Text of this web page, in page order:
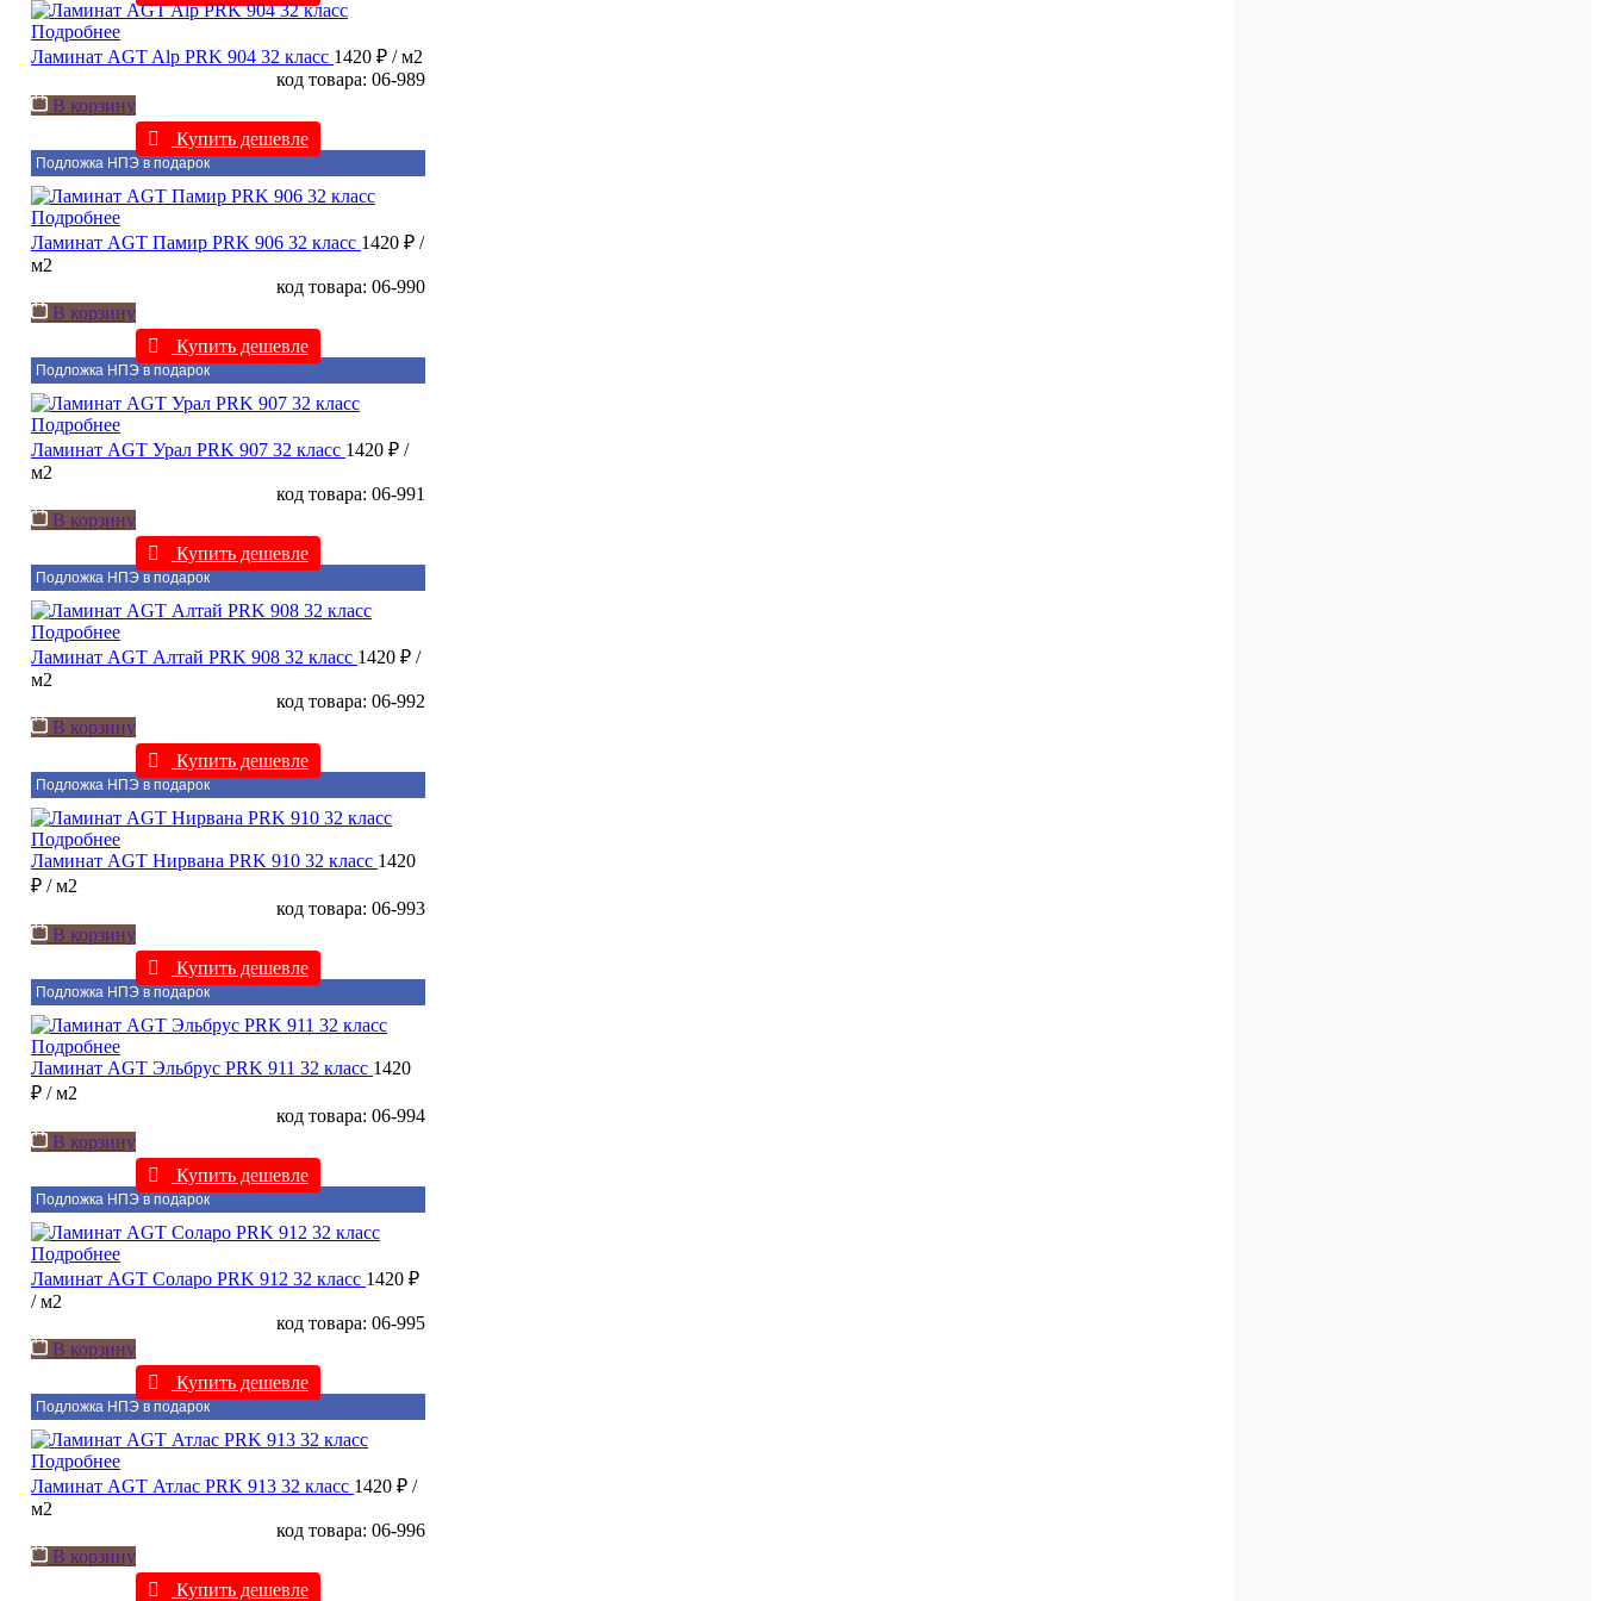
Подробнее
Ламинат AGT Alp PRK 904 32 класс 1420 ₽ / м2
код товара: 06-989
В корзину
Купить дешевле
Подложка НПЭ в подарок
Подробнее
Ламинат AGT Памир PRK 906 32 класс 1420 ₽ /
м2
код товара: 06-990
В корзину
Купить дешевле
Подложка НПЭ в подарок
Подробнее
Ламинат AGT Урал PRK 907 32 класс 1420 ₽ /
м2
код товара: 06-991
В корзину
Купить дешевле
Подложка НПЭ в подарок
Подробнее
Ламинат AGT Алтай PRK 908 32 класс 1420 ₽ /
м2
код товара: 06-992
В корзину
Купить дешевле
Подложка НПЭ в подарок
Подробнее
Ламинат AGT Нирвана PRK 910 32 класс 1420
₽ / м2
код товара: 06-993
В корзину
Купить дешевле
Подложка НПЭ в подарок
Подробнее
Ламинат AGT Эльбрус PRK 911 32 класс 1420
₽ / м2
код товара: 06-994
В корзину
Купить дешевле
Подложка НПЭ в подарок
Подробнее
Ламинат AGT Соларо PRK 912 32 класс 1420 ₽
/ м2
код товара: 06-995
В корзину
Купить дешевле
Подложка НПЭ в подарок
Подробнее
Ламинат AGT Атлас PRK 913 32 класс 1420 ₽ /
м2
код товара: 06-996
В корзину
Купить дешевле